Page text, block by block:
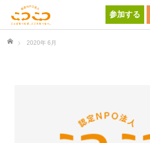
参加する
ホーム 2020年 6月